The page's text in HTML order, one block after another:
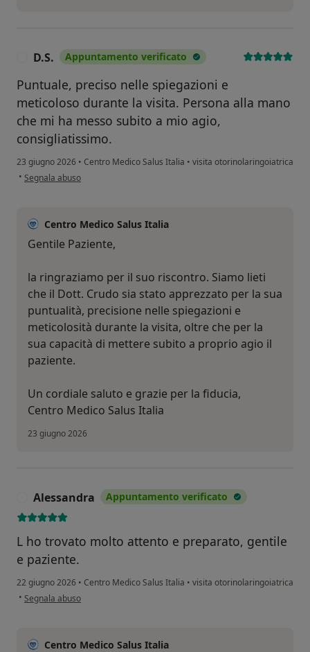
D.S. Appuntamento verificato
Puntuale, preciso nelle spiegazioni e
meticoloso durante la visita. Persona alla mano
che mi ha messo subito a mio agio,
consigliatissimo.
23 giugno 2026 • Centro Medico Salus Italia • visita otorinolaringoiatrica
• secondo l'opinione dell'utente D.S.
Segnala abuso
Centro Medico Salus Italia
Gentile Paziente,
la ringraziamo per il suo riscontro. Siamo lieti
che il Dott. Crudo sia stato apprezzato per la sua
puntualità, precisione nelle spiegazioni e
meticolosità durante la visita, oltre che per la
sua capacità di mettere subito a proprio agio il
paziente.
Un cordiale saluto e grazie per la fiducia,
Centro Medico Salus Italia
23 giugno 2026
Alessandra Appuntamento verificato
L ho trovato molto attento e preparato, gentile
e paziente.
22 giugno 2026 • Centro Medico Salus Italia • visita otorinolaringoiatrica
• secondo l'opinione dell'utente Alessandra
Segnala abuso
Centro Medico Salus Italia